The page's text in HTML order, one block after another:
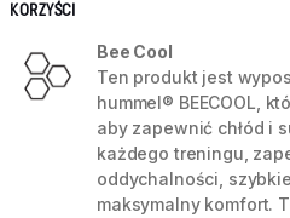
KORZYŚCI
Bee Cool
Ten produkt jest
hummel® BEECOOL,
aby zapewnić chłód i
każdego treningu,
oddychalności,
maksymalny komfort.